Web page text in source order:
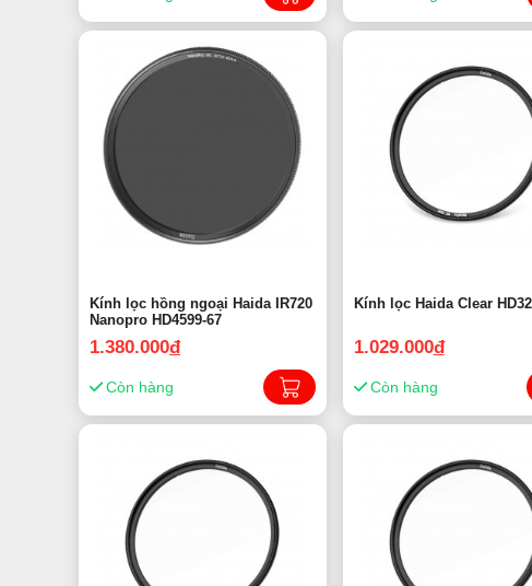
Kính lọc hồng ngoại Haida IR720
Nanopro HD4599-67
1.380.000đ
Còn hàng
Kính lọc Haida Clear
1.029.000đ
Còn hàng